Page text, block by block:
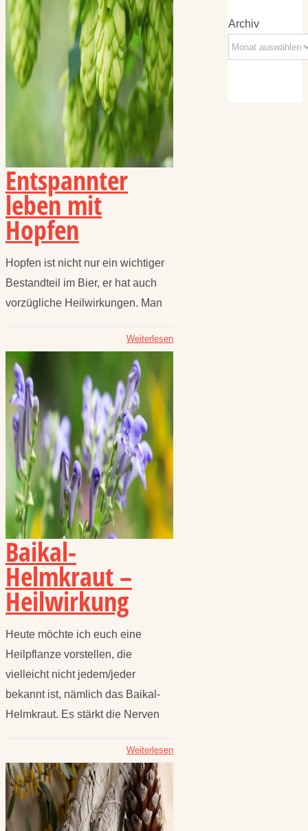
Entspannter
leben mit
Hopfen
Hopfen ist nicht nur ein wichtiger
Bestandteil im Bier, er hat auch
vorzügliche Heilwirkungen. Man
Weiterlesen
Baikal-
Helmkraut –
Heilwirkung
Heute möchte ich euch eine
Heilpflanze vorstellen, die
vielleicht nicht jedem/jeder
bekannt ist, nämlich das Baikal-
Helmkraut. Es stärkt die Nerven
Weiterlesen
Archiv